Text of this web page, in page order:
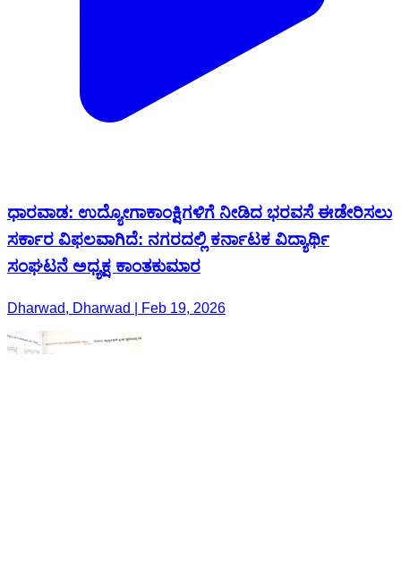
ಧಾರವಾಡ: ಉದ್ಯೋಗಾಕಾಂಕ್ಷಿಗಳಿಗೆ ನೀಡಿದ ಭರವಸೆ ಈಡೇರಿಸಲು
ಸರ್ಕಾರ ವಿಫಲವಾಗಿದೆ: ನಗರದಲ್ಲಿ ಕರ್ನಾಟಕ ವಿದ್ಯಾರ್ಥಿ
ಸಂಘಟನೆ ಅಧ್ಯಕ್ಷ ಕಾಂತಕುಮಾರ
Dharwad, Dharwad | Feb 19, 2026